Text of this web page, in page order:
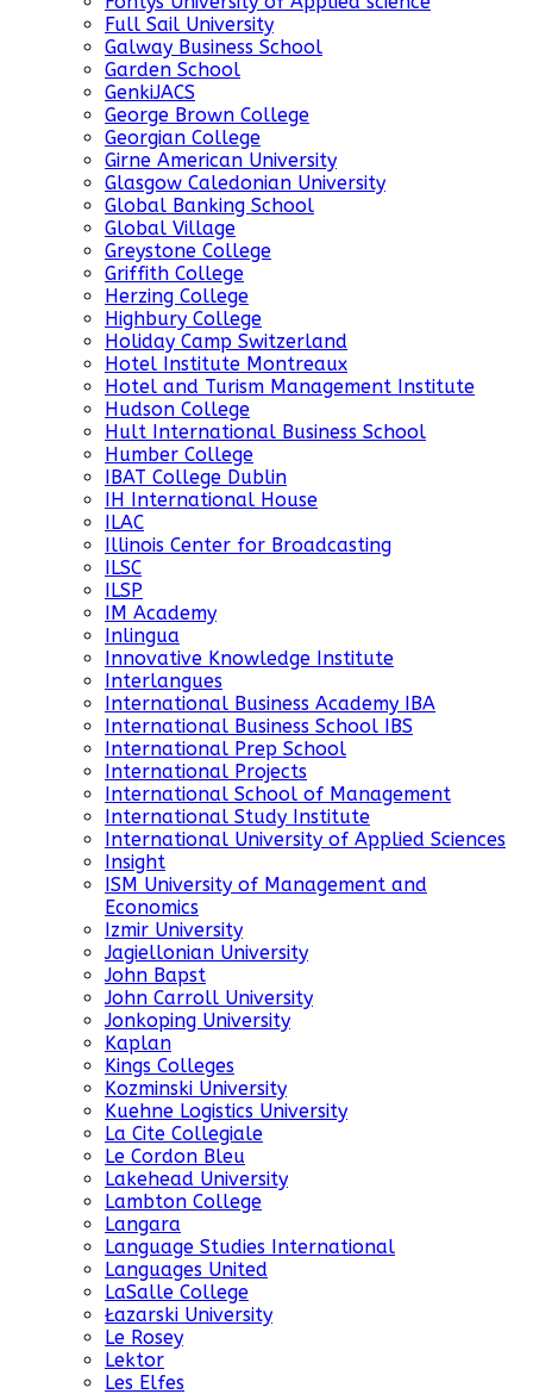
Full Sail University
Galway Business School
Garden School
GenkiJACS
George Brown College
Georgian College
Girne American University
Glasgow Caledonian University
Global Banking School
Global Village
Greystone College
Griffith College
Herzing College
Highbury College
Holiday Camp Switzerland
Hotel Institute Montreaux
Hotel and Turism Management Institute
Hudson College
Hult International Business School
Humber College
IBAT College Dublin
IH International House
ILAC
Illinois Center for Broadcasting
ILSC
ILSP
IM Academy
Inlingua
Innovative Knowledge Institute
Interlangues
International Business Academy IBA
International Business School IBS
International Prep School
International Projects
International School of Management
International Study Institute
International University of Applied Sciences
Insight
ISM University of Management and
Economics
Izmir University
Jagiellonian University
John Bapst
John Carroll University
Jonkoping University
Kaplan
Kings Colleges
Kozminski University
Kuehne Logistics University
La Cite Collegiale
Le Cordon Bleu
Lakehead University
Lambton College
Langara
Language Studies International
Languages United
LaSalle College
Łazarski University
Le Rosey
Lektor
Les Elfes